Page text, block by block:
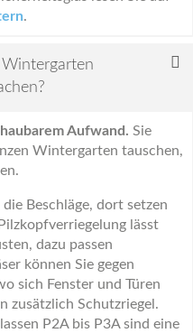
.
Aufwand. Sie
Wintergarten tauschen,
Beschläge, dort setzen
lässt
dazu passen
können Sie gegen
sich Fenster und Türen
zusätzlich Schutzriegel.
P2A bis P3A sind eine